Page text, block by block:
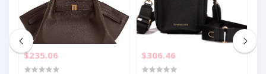
$235.06 $306.46